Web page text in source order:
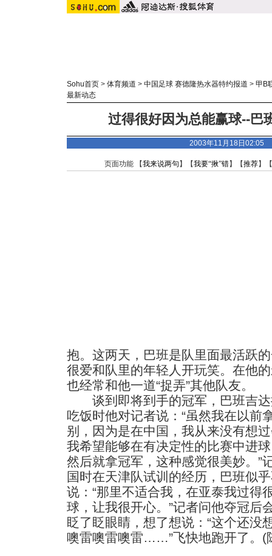
Sohu首页 > 体育频道 > 中国足球 赛德隆热水器特约报道 > 甲B
最新动态
过得很好因为总能赢球--巴
2003年11月18日
页面功能 【我来说两句 】【我要“揪”错】【推荐】
抱。这两天，巴班是队里面最活跃
很爱和队里的年轻人开玩笑。在他
也经常和他一道“捉弄”其他队友。
谈到即将到手的冠军，巴班吉达
吃饭时他对记者说：“虽然我在以前
别，因为是在中国，我从来没有想
我希望能够在有决定性的比赛中进
然后就拿冠军，这种感觉很美妙。”
国时在天津队试训的经历，巴班似
说：“那里不适合我，在亚泰我过得
球，让我很开心。”记者问他夺冠后
眨了眨眼睛，想了想说：“这个还没
噢雷噢雷噢雷……”飞快地跑开了。(